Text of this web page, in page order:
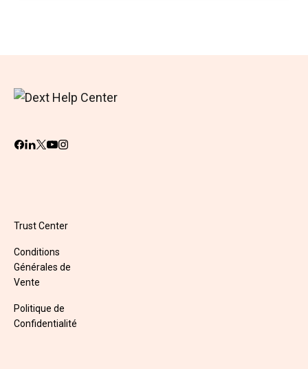
Trust Center
Conditions
Générales de
Vente
Politique de
Confidentialité